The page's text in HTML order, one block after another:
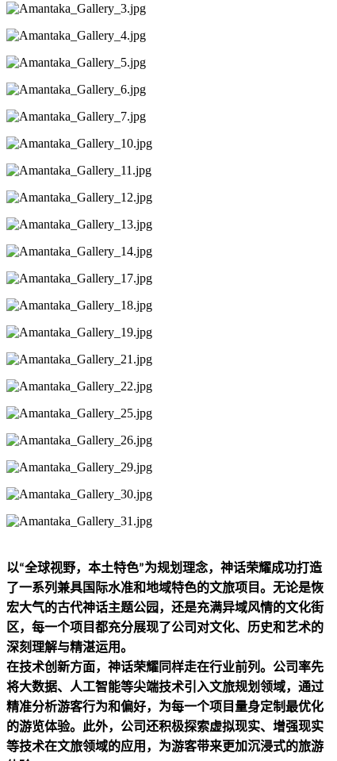
以“全球视野，本土特色”为规划理念，神话荣耀成功打造
了一系列兼具国际水准和地域特色的文旅项目。无论是恢
宏大气的古代神话主题公园，还是充满异域风情的文化街
区，每一个项目都充分展现了公司对文化、历史和艺术的
深刻理解与精湛运用。
在技术创新方面，神话荣耀同样走在行业前列。公司率先
将大数据、人工智能等尖端技术引入文旅规划领域，通过
精准分析游客行为和偏好，为每一个项目量身定制最优化
的游览体验。此外，公司还积极探索虚拟现实、增强现实
等技术在文旅领域的应用，为游客带来更加沉浸式的旅游